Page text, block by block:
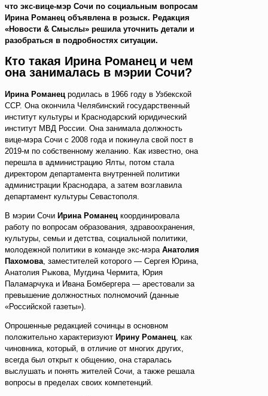
что экс-вице-мэр Сочи по социальным вопросам
Ирина Романец объявлена в розыск. Редакция
«Новости & Смыслы» решила уточнить детали и
разобраться в подробностях ситуации.
Кто такая Ирина Романец и чем
она занималась в мэрии Сочи?
Ирина Романец родилась в 1966 году в Узбекской
ССР. Она окончила Челябинский государственный
институт культуры и Краснодарский юридический
институт МВД России. Она занимала должность
вице-мэра Сочи с 2008 года и покинула свой пост в
2019-м по собственному желанию. Как известно, она
перешла в администрацию Ялты, потом стала
директором департамента внутренней политики
администрации Краснодара, а затем возглавила
департамент культуры Севастополя.
В мэрии Сочи Ирина Романец координировала
работу по вопросам образования, здравоохранения,
культуры, семьи и детства, социальной политики,
молодежной политики в команде экс-мэра Анатолия
Пахомова, заместителей которого — Сергея Юрина,
Анатолия Рыкова, Мугдина Чермита, Юрия
Паламарчука и Ивана Бомбергера — арестовали за
превышение должностных полномочий (данные
«Российской газеты»).
Опрошенные редакцией сочинцы в основном
положительно характеризуют Ирину Романец, как
чиновника, который, в отличие от многих других,
всегда был открыт к общению, она старалась
выслушать и понять жителей Сочи, а также решала
вопросы в пределах своих компетенций.